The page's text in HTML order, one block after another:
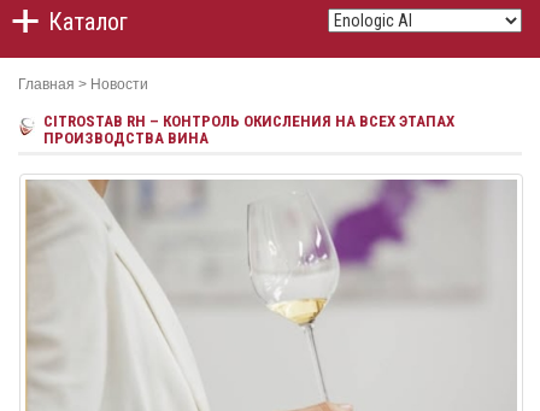
Каталог
Главная > Новости
CITROSTAB RH – КОНТРОЛЬ ОКИСЛЕНИЯ НА ВСЕХ ЭТАПАХ
ПРОИЗВОДСТВА ВИНА